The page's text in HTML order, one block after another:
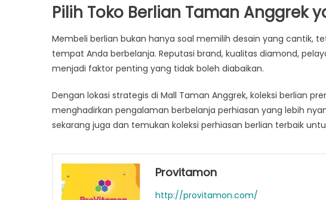
Pilih Toko Berlian Taman Anggrek
Membeli berlian bukan hanya soal memilih desain yang cantik,
tempat Anda berbelanja. Reputasi brand, kualitas diamond,
menjadi faktor penting yang tidak boleh diabaikan.
Dengan lokasi strategis di Mall Taman Anggrek, koleksi berlian
menghadirkan pengalaman berbelanja perhiasan yang lebih
sekarang juga dan temukan koleksi perhiasan berlian terbaik
Provitamon
http://provitamon.com/